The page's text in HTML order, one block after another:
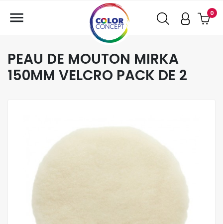
0

PEAU DE MOUTON MIRKA
150MM VELCRO PACK DE 2